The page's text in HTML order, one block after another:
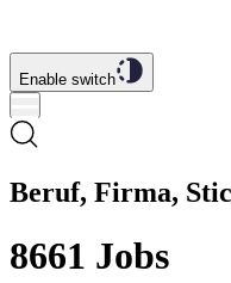
Enable switch
Beruf, Firma,
8661 Jobs